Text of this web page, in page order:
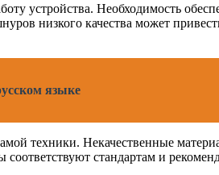
устройства. Необходимость
низкого качества может
языке
техники. Некачественные
стандартам и